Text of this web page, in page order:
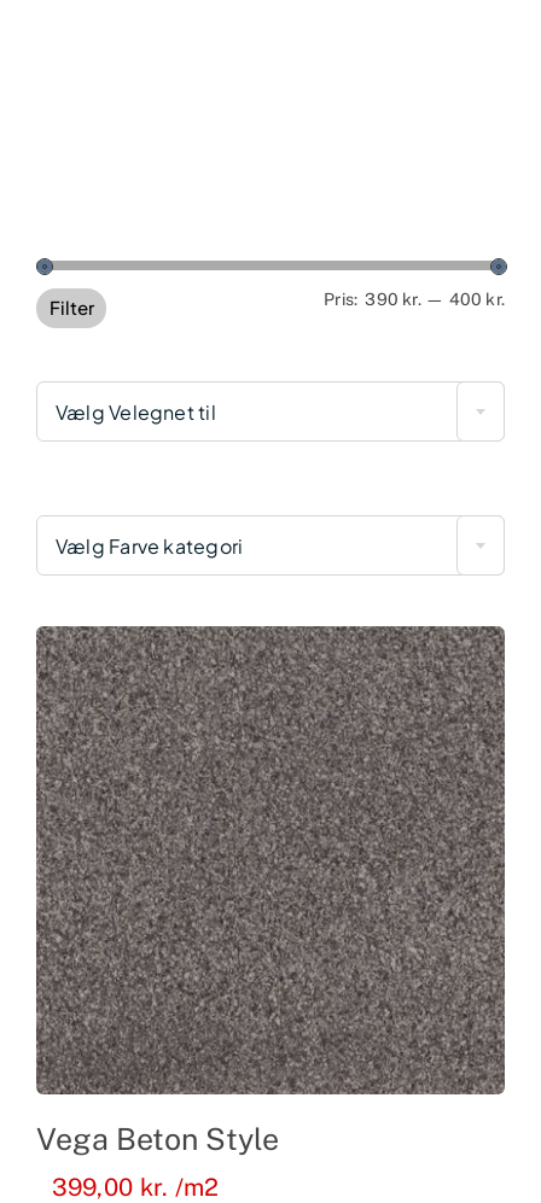
Filter Pris: 390 kr.— 400 kr.
Vælg Velegnet til
Vælg Farve kategori
Vega Beton Style
399,00 kr. /m2